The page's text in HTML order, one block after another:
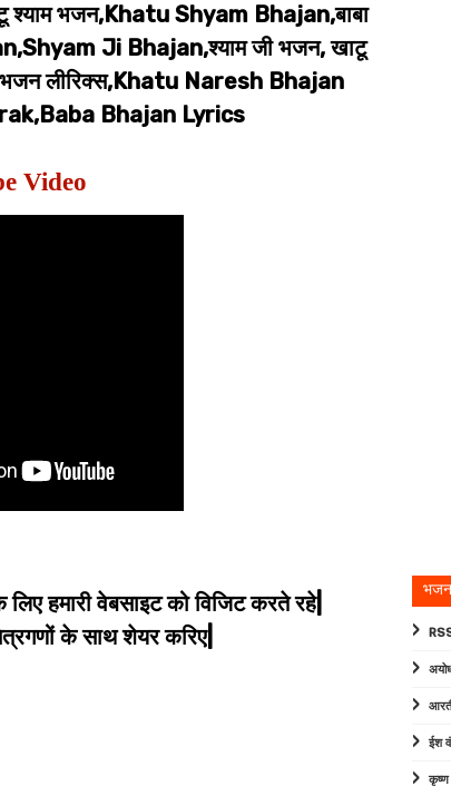
श्याम भजन,Khatu Shyam Bhajan,बाबा
Ji Bhajan,श्याम जी भजन, खाटू
भजन लीरिक्स,Khatu Naresh Bhajan
Bhajan Lyrics
Video
हमारी वेबसाइट को विजिट करते रहे|
के साथ शेयर करिए|
ईश